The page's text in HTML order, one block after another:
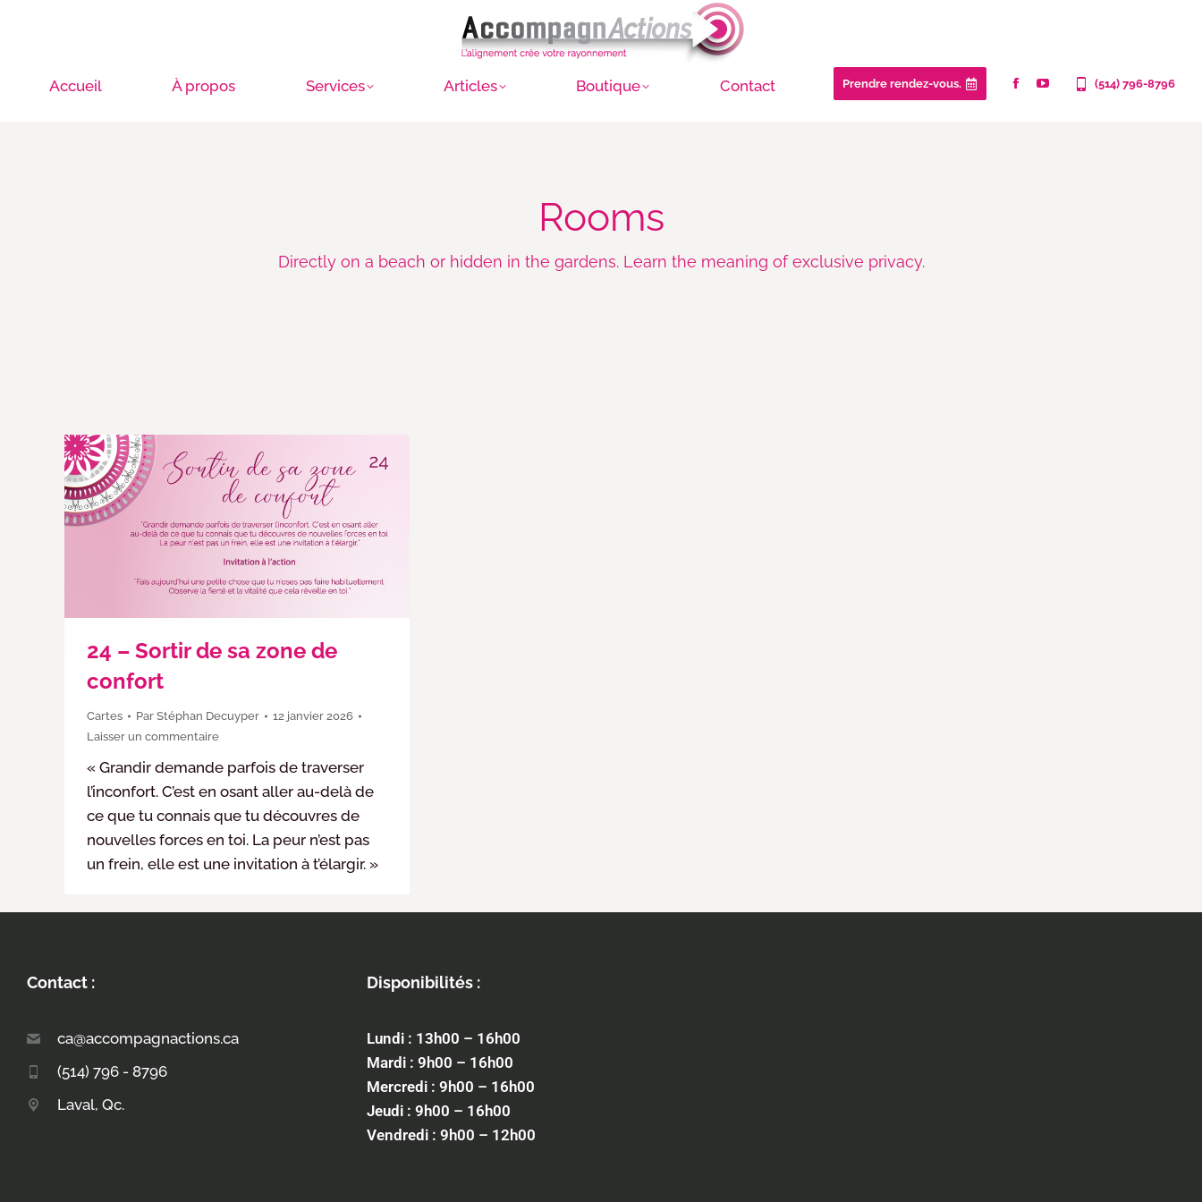
Accueil À propos Services Articles Boutique Contact Prendre rendez-vous. (514) 796-8796
Rooms
Directly on a beach or hidden in the gardens. Learn the meaning of exclusive privacy.
24 – Sortir de sa zone de
confort
Cartes Par Stéphan Decuyper
12 janvier 2026
Laisser un commentaire
« Grandir demande parfois de traverser
l’inconfort. C’est en osant aller au-delà de
ce que tu connais que tu découvres de
nouvelles forces en toi. La peur n’est pas
un frein, elle est une invitation à t’élargir. »
Contact :
ca@accompagnactions.ca
(514) 796 - 8796
Laval, Qc.
Disponibilités :
Lundi : 13h00 – 16h00
Mardi : 9h00 – 16h00
Mercredi : 9h00 – 16h00
Jeudi : 9h00 – 16h00
Vendredi : 9h00 – 12h00